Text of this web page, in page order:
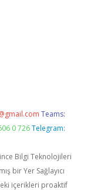
Teams:
0 726 Telegram:
Bilgi Teknolojileri
bir Yer Sağlayıcı
içerikleri proaktif